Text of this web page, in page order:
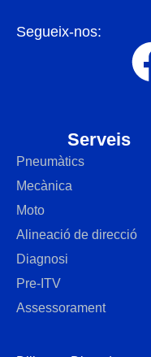
Segueix-nos:
Serveis
Pneumàtics
Mecànica
Moto
Alineació de direcció
Diagnosi
Pre-ITV
Assessorament